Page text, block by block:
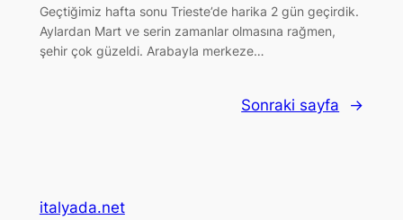
Geçtiğimiz hafta sonu Trieste’de harika 2 gün geçirdik.
Aylardan Mart ve serin zamanlar olmasına rağmen,
şehir çok güzeldi. Arabayla merkeze…
Sonraki sayfa →
italyada.net